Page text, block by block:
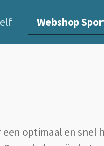
Webshop
een optimaal en snel